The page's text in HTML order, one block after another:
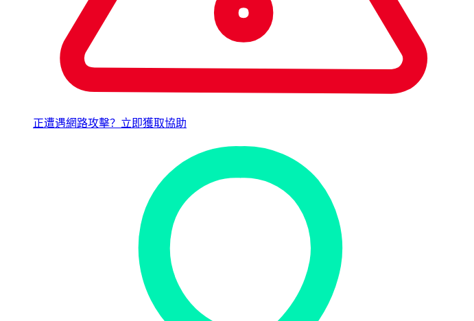
正遭遇網路攻擊？立即獲取協助